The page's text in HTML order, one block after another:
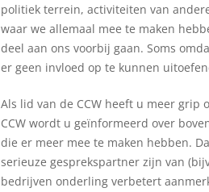
politiek terrein, activiteiten van
waar we allemaal mee te maken
deel aan ons voorbij gaan. Soms
er geen invloed op te kunnen
Als lid van de CCW heeft u meer
CCW wordt u geïnformeerd over
die er meer mee te maken hebben.
serieuze gesprekspartner zijn van
bedrijven onderling verbetert